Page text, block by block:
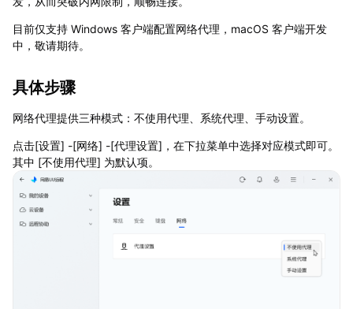
目前仅支持 Windows 客户端配置网络代理，macOS 客户端开发
中，敬请期待。
具体步骤
网络代理提供三种模式：不使用代理、系统代理、手动设置。
点击[设置] -[网络] -[代理设置]，在下拉菜单中选择对应模式即可。
其中 [不使用代理] 为默认项。